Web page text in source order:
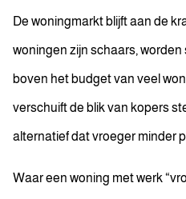
De woningmarkt blijft aan de
woningen zijn schaars,
boven het budget van veel
verschuift de blik van kopers
alternatief dat vroeger minder
Waar een woning met werk